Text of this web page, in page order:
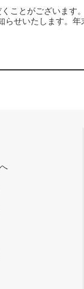
ことがございま
せいたします。